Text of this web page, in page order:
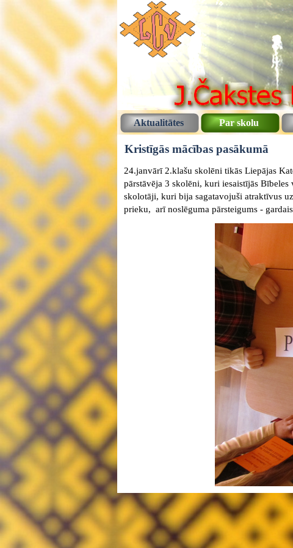
Aktualitātes Par skolu
Kristīgās mācības pasākumā
24.janvārī 2.klašu skolēni tikās Liepājas
pārstāvēja 3 skolēni, kuri iesaistījās
skolotāji, kuri bija sagatavojuši atraktīvus
prieku, arī noslēguma pārsteigums -